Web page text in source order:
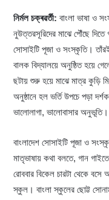
নির্মল চক্ৰৱৰ্তী: বাংলা ভাষা ও
নুউত্তরসূরিদের মাঝে পৌঁছে
সোসাইটি পূজা ও সংস্কৃতি। তাঁরই
বালক বিদ্যালয়ে অনুষ্ঠিত হয়ে
ছটায় শুরু হয়ে মাঝে মাত্র কুড়ি
অনুষ্ঠানে হল ভর্তি উপচে পড়া
ভালোলাগা, ভালোবাসার অনুভূতি।
বাংলাদেশ সোসাইটি পূজা ও
মাতৃভাষায় কথা বলতে, গান গাইতে
রোববার বিকেল চারটা থেকে
স্কুল। বাংলা স্কুলের ছোট্ট